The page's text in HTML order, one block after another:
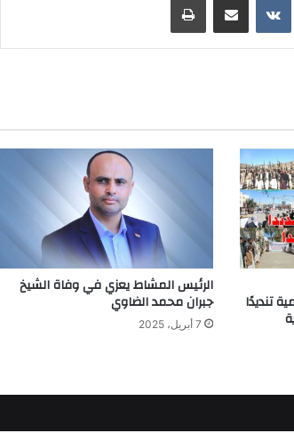
تنديدًا
الرئيس المشاط يعزي في وفاة الشيخ
جبران محمد الضاوي
7 أبريل، 2025